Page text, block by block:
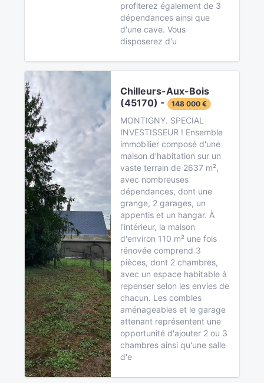
profiterez également de 3
dépendances ainsi que
d'une cave. Vous
disposerez d'u
Chilleurs-Aux-Bois
(45170) -
148 000 €
MONTIGNY. SPECIAL
INVESTISSEUR ! Ensemble
immobilier composé d'une
maison d'habitation sur un
vaste terrain de 2637 m²,
avec nombreuses
dépendances, dont une
grange, 2 garages, un
appentis et un hangar. À
l'intérieur, la maison
d'environ 110 m² une fois
rénovée comprend 3
pièces, dont 2 chambres,
avec un espace habitable à
repenser selon les envies de
chacun. Les combles
aménageables et le garage
attenant représentent une
opportunité d'ajouter 2 ou 3
chambres ainsi qu'une salle
d'e